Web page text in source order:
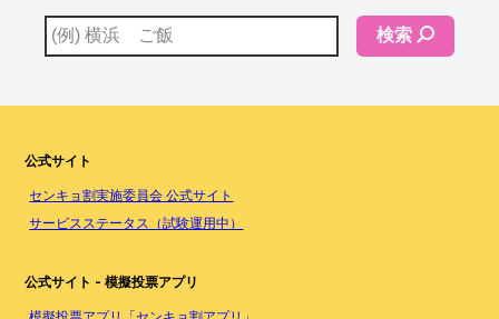
検索
公式サイト
センキョ割実施委員会 公式サイト
サービスステータス（試験運用中）
公式サイト - 模擬投票アプリ